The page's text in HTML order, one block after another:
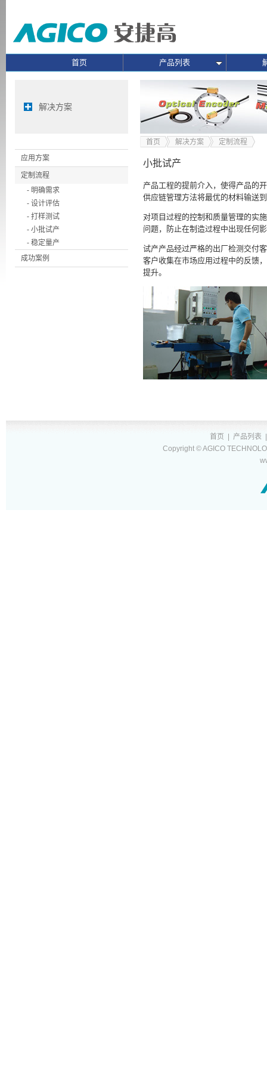
首页 产品列表
解决方案
应用方案
定制流程
- 明确需求
- 设计评估
- 打样测试
- 小批试产
- 稳定量产
成功案例
首页 解决方案 定制流程
小批试产
产品工程的提前介入，使得产品的
供应链管理方法将最优的材料输送
对项目过程的控制和质量管理的实
问题，防止在制造过程中出现任何
试产产品经过严格的出厂检测交付
客户收集在市场应用过程中的反馈
提升。
首页 产品列表
Copyright © AGICO